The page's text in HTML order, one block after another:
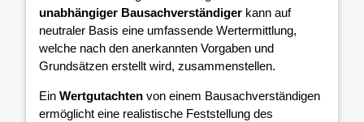
unabhängiger Bausachverständiger kann auf
neutraler Basis eine umfassende Wertermittlung,
welche nach den anerkannten Vorgaben und
Grundsätzen erstellt wird, zusammenstellen.
Ein Wertgutachten von einem Bausachverständigen
ermöglicht eine realistische Feststellung des